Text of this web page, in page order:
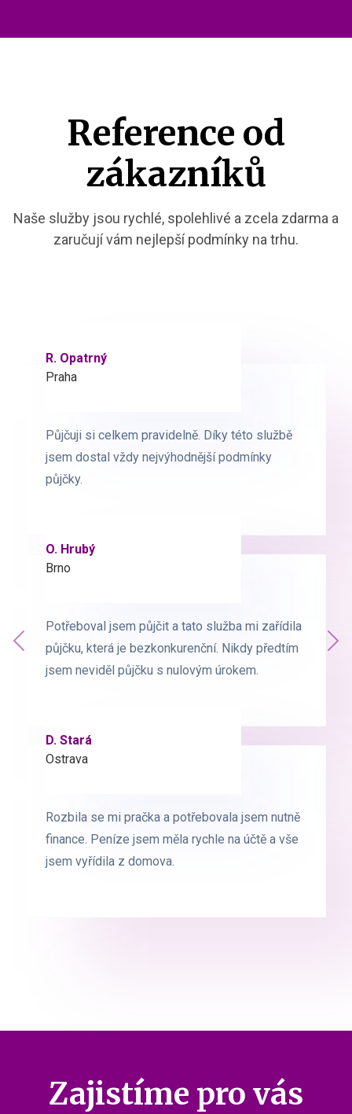
Reference od
zákazníků
Naše služby jsou rychlé, spolehlivé a zcela zdarma a
zaručují vám nejlepší podmínky na trhu.
R. Opatrný
Praha
Půjčuji si celkem pravidelně. Díky této službě
jsem dostal vždy nejvýhodnější podmínky
půjčky.
O. Hrubý
Brno
Potřeboval jsem půjčit a tato služba mi zařídila
půjčku, která je bezkonkurenční. Nikdy předtím
jsem neviděl půjčku s nulovým úrokem.
D. Stará
Ostrava
Rozbila se mi pračka a potřebovala jsem nutně
finance. Peníze jsem měla rychle na účtě a vše
jsem vyřídila z domova.
K. Novák
Brno
Půjčuji si celkem pravidelně. Díky této službě
jsem dostal vždy nejvýhodnější podmínky
půjčky.
D. Starý
Praha
Potřeboval jsem půjčit a tato služba mi zařídila
půjčku, která je bezkonkurenční. Nikdy předtím
jsem neviděl půjčku s nulovým úrokem.
L. Milá
Ostrava
Rozbila se mi pračka a potřebovala jsem nutně
finance. Peníze jsem měla rychle na účtě a vše
jsem vyřídila z domova.
Předchozí
Zajistíme pro vás